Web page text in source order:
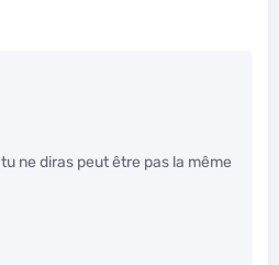
ne diras peut être pas la même